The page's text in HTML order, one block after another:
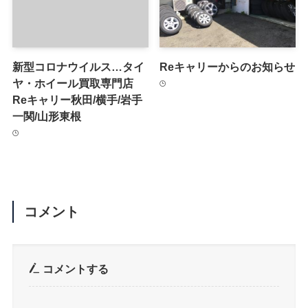
新型コロナウイルス…タイ
ヤ・ホイール買取専門店
Reキャリー秋田/横手/岩手
一関/山形東根
Reキャリーからのお知らせ
コメント
コメントする